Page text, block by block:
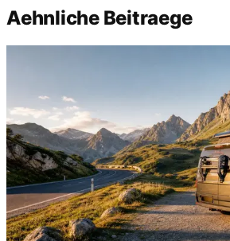
Aehnliche Beitraege